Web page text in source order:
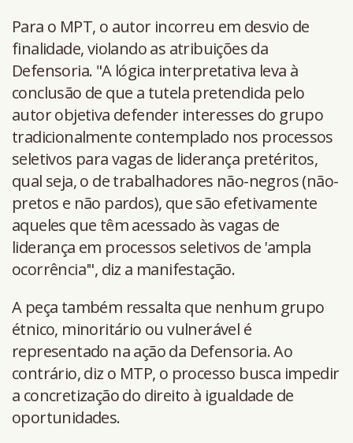
Para o MPT, o autor incorreu em desvio de
finalidade, violando as atribuições da
Defensoria. "A lógica interpretativa leva à
conclusão de que a tutela pretendida pelo
autor objetiva defender interesses do grupo
tradicionalmente contemplado nos processos
seletivos para vagas de liderança pretéritos,
qual seja, o de trabalhadores não-negros (não-
pretos e não pardos), que são efetivamente
aqueles que têm acessado às vagas de
liderança em processos seletivos de 'ampla
ocorrência'", diz a manifestação.
A peça também ressalta que nenhum grupo
étnico, minoritário ou vulnerável é
representado na ação da Defensoria. Ao
contrário, diz o MTP, o processo busca impedir
a concretização do direito à igualdade de
oportunidades.